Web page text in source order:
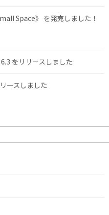
Space》 を発売しました！
をリリースしました
ースしました